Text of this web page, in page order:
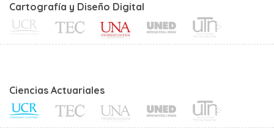
Cartografía y Diseño Digital
Ciencias Actuariales